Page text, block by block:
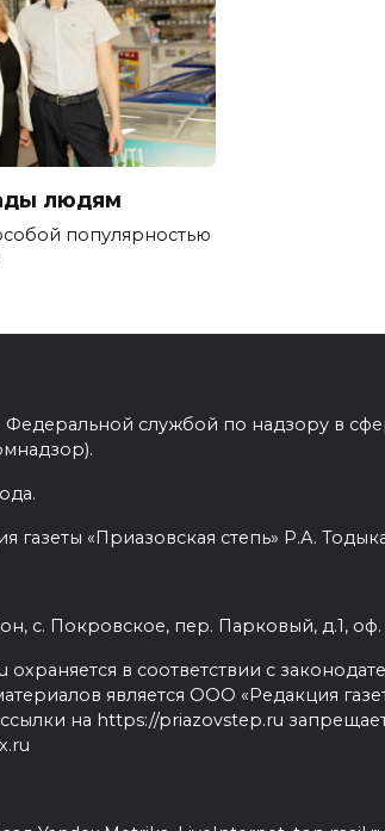
людям
популярностью
Федеральной службой по надзору в
«Приазовская степь» Р.А.
с. Покровское, пер. Парковый, д.1, оф.
в соответствии с
является ООО «Редакция
на https://priazovstep.ru